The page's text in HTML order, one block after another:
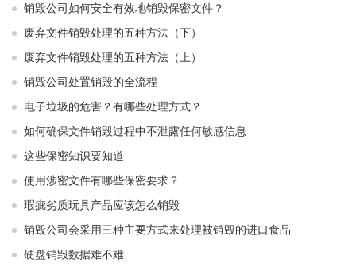
销毁公司如何安全有效地销毁保密文件？
废弃文件销毁处理的五种方法（下）
废弃文件销毁处理的五种方法（上）
销毁公司处置销毁的全流程
电子垃圾的危害？有哪些处理方式？
如何确保文件销毁过程中不泄露任何敏感信息
这些保密知识要知道
使用涉密文件有哪些保密要求？
瑕疵劣质玩具产品应该怎么销毁
销毁公司会采用三种主要方式来处理被销毁的进口食品
硬盘销毁数据难不难